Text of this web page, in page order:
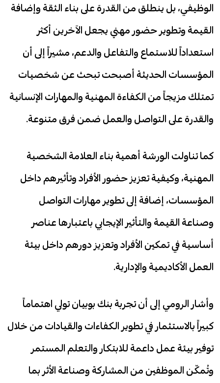
الوظيفي، بل ينطلق من القدرة على بناء الثقة وإضافة
القيمة وتطوير حضور مهني يجعل الآخرين أكثر
استعداداً للاستماع والتفاعل والدعم، مشيراً إلى أن
المؤسسات الحديثة أصبحت تبحث عن شخصيات
تمتلك مزيجاً من الكفاءة المهنية والمهارات الإنسانية
والقدرة على التواصل والعمل ضمن فرق متنوعة.
كما تناولت الورشة أهمية بناء العلامة الشخصية
المهنية، وكيفية تعزيز حضور الأفراد وتأثيرهم داخل
المؤسسات، إضافة إلى تطوير مهارات التواصل
وصناعة القيمة والتأثير الإيجابي باعتبارها عناصر
أساسية في تمكين الأفراد وتعزيز دورهم داخل بيئة
العمل الأكاديمية والإدارية.
وأشار الرومي إلى أن تجربة بنك بوبيان تولي اهتماماً
كبيراً بالاستثمار في تطوير الكفاءات والقيادات من خلال
توفير بيئة عمل داعمة للابتكار والتعلم المستمر
وتُمكّن الموظفين من المشاركة وصناعة الأثر بما